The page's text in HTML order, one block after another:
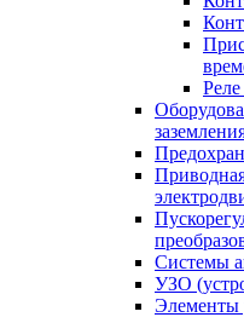
Системы
УЗО
Элементы